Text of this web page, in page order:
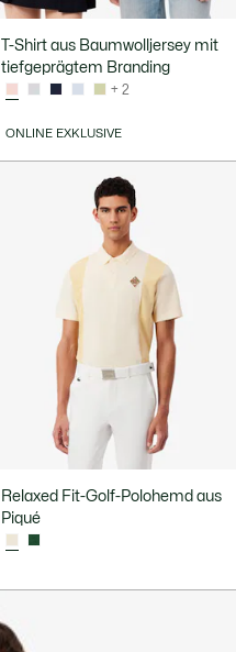
T-Shirt aus Baumwolljersey mit
tiefgeprägtem Branding
+ 2
ONLINE EXKLUSIVE
Relaxed Fit-Golf-Polohemd aus
Piqué